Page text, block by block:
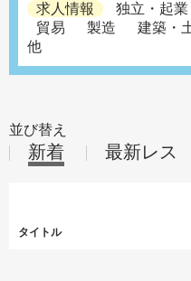
求人情報 独立・起業
貿易
製造 建築・
他
並び替え
新着 最新レス
タイトル